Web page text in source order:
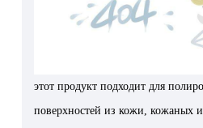
этот продукт подходит для
поверхностей из кожи, кожаных